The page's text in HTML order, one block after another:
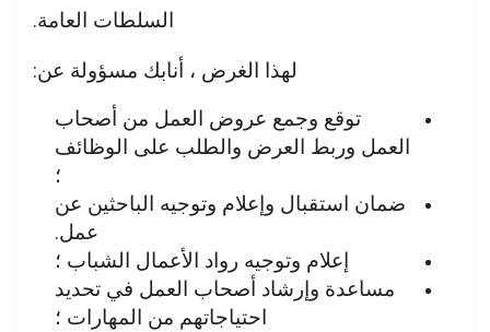
السلطات العامة.
لهذا الغرض ، أنابك مسؤولة عن:
توقع وجمع عروض العمل من أصحاب
العمل وربط العرض والطلب على الوظائف
؛
ضمان استقبال وإعلام وتوجيه الباحثين عن
عمل.
إعلام وتوجيه رواد الأعمال الشباب ؛
مساعدة وإرشاد أصحاب العمل في تحديد
احتياجاتهم من المهارات ؛